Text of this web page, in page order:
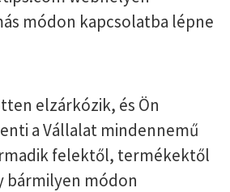
módon kapcsolatba lépne
elzárkózik, és Ön
a Vállalat mindennemű
felektől, termékektől
bármilyen módon